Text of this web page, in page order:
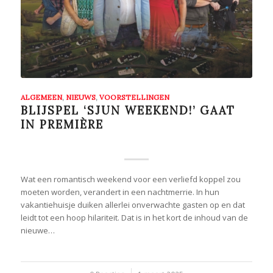
ALGEMEEN, NIEUWS, VOORSTELLINGEN
BLIJSPEL ‘SJUN WEEKEND!’ GAAT
IN PREMIÈRE
Wat een romantisch weekend voor een verliefd koppel zou
moeten worden, verandert in een nachtmerrie. In hun
vakantiehuisje duiken allerlei onverwachte gasten op en dat
leidt tot een hoop hilariteit. Dat is in het kort de inhoud van de
nieuwe…